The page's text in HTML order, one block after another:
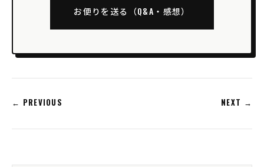
お便りを送る（Q&A・感想）
← PREVIOUS NEXT →